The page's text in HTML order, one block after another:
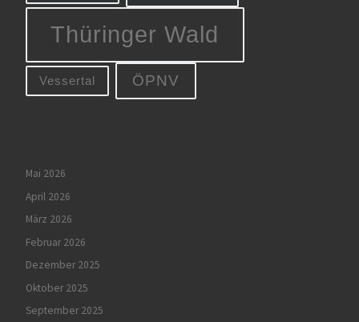
Thüringer Wald
Vessertal ÖPNV
Mai 2026
April 2026
März 2026
Februar 2026
Dezember 2025
Oktober 2025
September 2025